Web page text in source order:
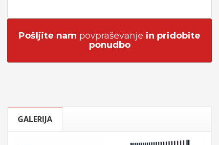
Pošljite nam povpraševanje in pridobite
ponudbo
GALERIJA